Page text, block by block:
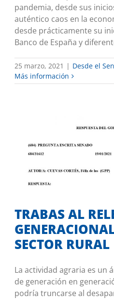
pandemia, desde sus
auténtico caos en la
desde prácticamente su
Banco de España y
25 marzo, 2021 | Desde el
Más información
TRABAS AL RELEVO
TRABAS AL
SECTOR RURAL
La actividad agraria es un
de generación en
podría truncarse al